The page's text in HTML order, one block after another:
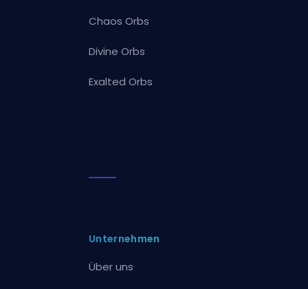
Chaos Orbs
Divine Orbs
Exalted Orbs
Unternehmen
Über uns